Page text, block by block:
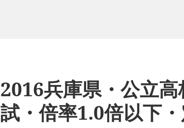
2016兵庫県・公立
試・倍率1.0倍以下